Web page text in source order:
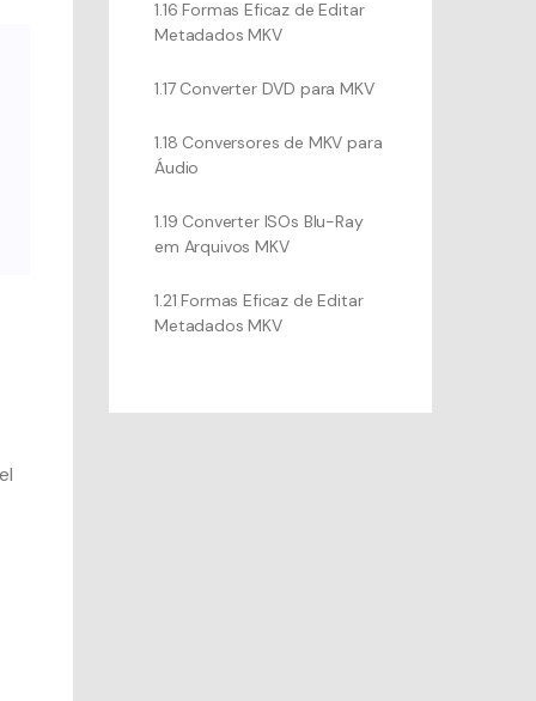
1.16 Formas Eficaz de Editar
Metadados MKV
1.17 Converter DVD para MKV
1.18 Conversores de MKV para
Áudio
1.19 Converter ISOs Blu-Ray
em Arquivos MKV
1.21 Formas Eficaz de Editar
Metadados MKV